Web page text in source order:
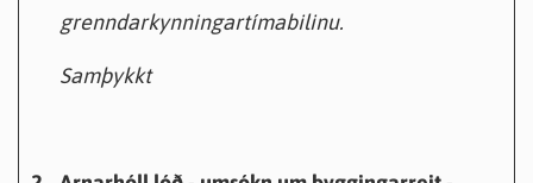
grenndarkynningartímabilinu.
Samþykkt